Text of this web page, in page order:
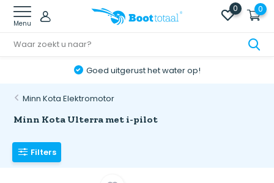
Menu
0 0
Goed uitgerust het water op!
Minn Kota Elektromotor
Minn Kota Ulterra met i-pilot
Filters